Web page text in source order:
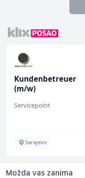
Kundenbetreuer
(m/w)
Servicepoint
Sarajevo
Možda vas zanima